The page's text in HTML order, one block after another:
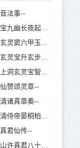
法事--
赞颂灵章--
诸真章奏--
君仙传--